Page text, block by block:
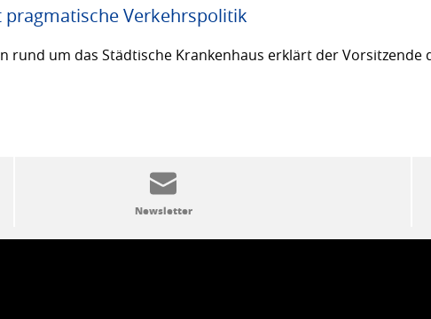
Verkehrspolitik
rund um das Städtische Krankenhaus erklärt der Vorsitzende